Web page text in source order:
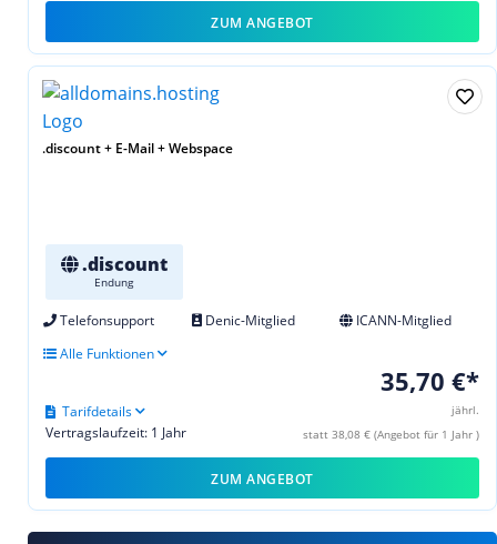
ZUM ANGEBOT
.discount + E-Mail + Webspace
.discount
Endung
Telefonsupport Denic-Mitglied
ICANN-Mitglied
Alle Funktionen
35,70 €*
jährl.
statt 38,08 € (Angebot für 1 Jahr )
Vertragslaufzeit: 1 Jahr
Tarifdetails
ZUM ANGEBOT